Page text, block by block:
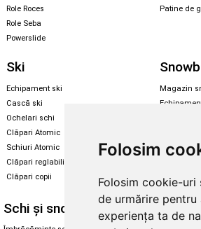
Folosim
Folosim cookie-uri
de urmărire pentru
experiența ta de
Role Roces
Role Seba
Powerslide
Patine de
Ski
Echipament ski
Cască ski
Ochelari schi
Clăpari Atomic
Schiuri Atomic
Clăpari reglabili
Clăpari copii
Magazin
Skate
Enuff
Schi și snowboard Diverse